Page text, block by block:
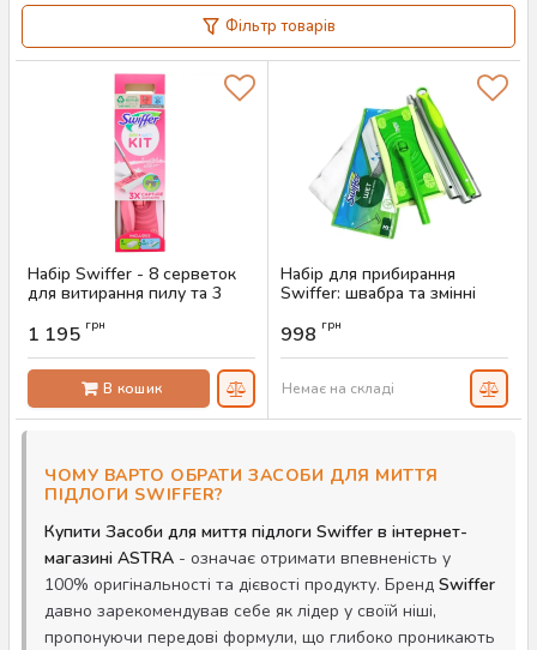
Фільтр товарів
Набір Swiffer - 8 серветок
для витирання пилу та 3
підлоги, обмежена серія
Артикул:AS-00626
1 195 грн
В кошик
Набір для прибирання
Swiffer: швабра та змінні
вологих)
Артикул:AS-00384
998 грн
Немає на складі
ЧОМУ ВАРТО ОБРАТИ ЗАСОБИ ДЛЯ МИТТЯ
ПІДЛОГИ SWIFFER?
Купити Засоби для миття підлоги Swiffer в інтернет-
магазині ASTRA - означає отримати впевненість у
100% оригінальності та дієвості продукту. Бренд Swiffer
давно зарекомендував себе як лідер у своїй ніші,
пропонуючи передові формули, що глибоко проникають